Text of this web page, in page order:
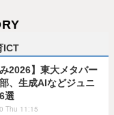
ICT
み2026】東大メタバー
、生成AIなどジュニ
選
Thu 11:15